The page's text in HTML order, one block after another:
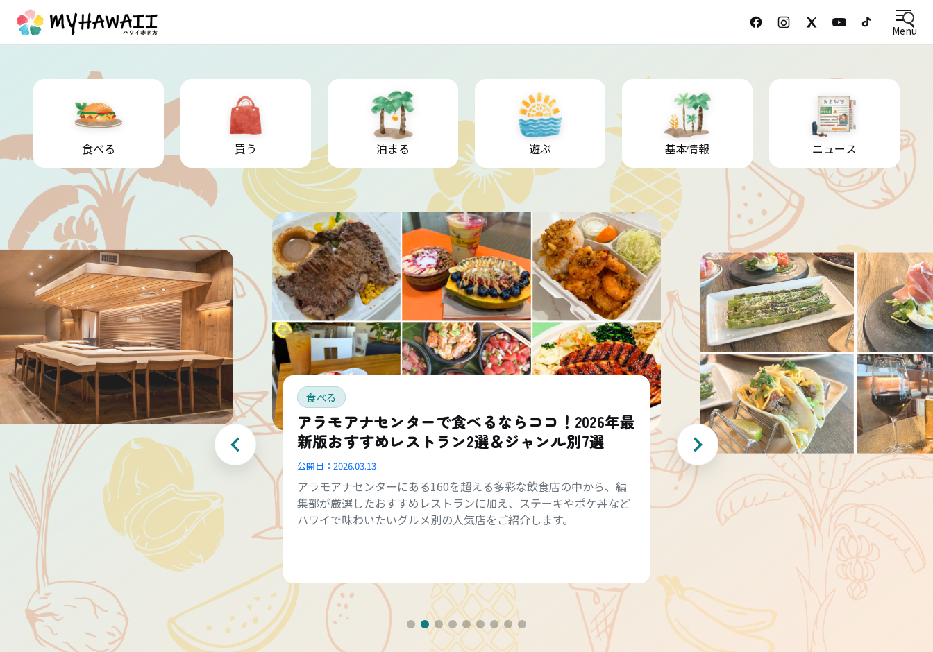
Menu
食べる 買う 泊まる 遊ぶ 基本情報 ニュース
食べる
アラモアナセンターで食べるならココ！2026年最
新版おすすめレストラン2選＆ジャンル別7選
公開日： 2026.03.13
アラモアナセンターにある160を超える多彩な飲食店の中から、編
集部が厳選したおすすめレストランに加え、ステーキやポケ丼など
ハワイで味わいたいグルメ別の人気店をご紹介します。